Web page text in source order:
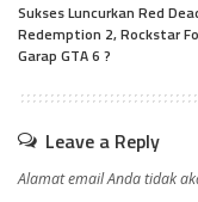
Sukses Luncurkan Red
Redemption 2, Rockstar
Garap GTA 6 ?
Leave a Reply
Alamat email Anda tidak